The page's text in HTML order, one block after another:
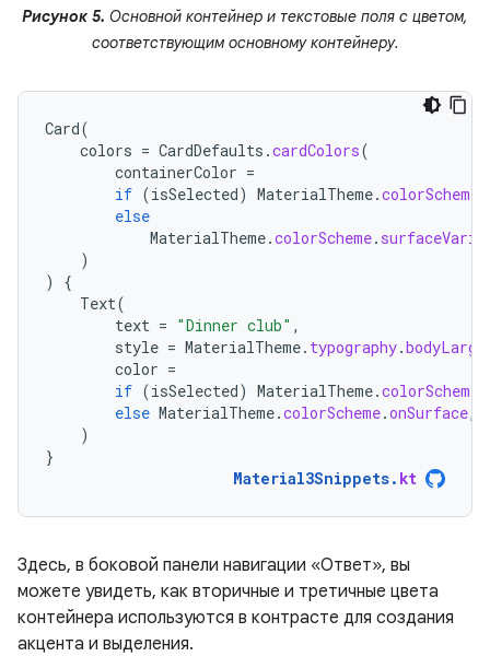
Рисунок 5. Основной контейнер и текстовые поля с цветом,
соответствующим основному контейнеру.
Card(
colors = CardDefaults .cardColors(
containerColor =
if (isSelected) MaterialTheme.colorScheme
else
MaterialTheme.colorScheme.
)
)
{
Text(
text = "Dinner club" ,
style = MaterialTheme. typography.bodyLarge
color =
if (isSelected) MaterialTheme.colorScheme
else MaterialTheme.colorScheme.onSurface,
)
}
Material3Snippets. kt
Здесь, в боковой панели навигации «Ответ», вы
можете увидеть, как вторичные и третичные цвета
контейнера используются в контрасте для создания
акцента и выделения.